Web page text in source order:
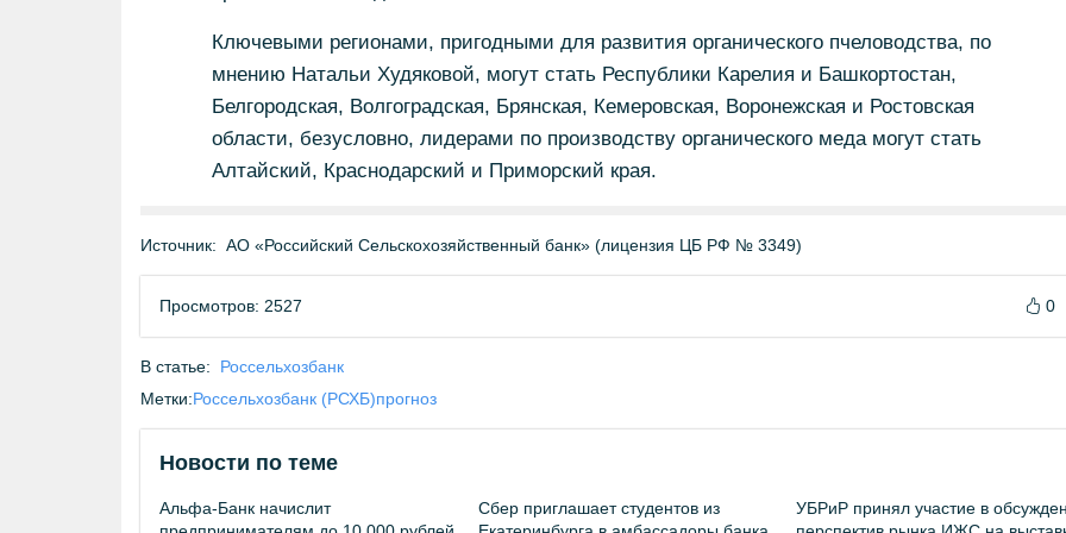
Ключевыми регионами, пригодными для развития органического пчеловодства, по
мнению Натальи Худяковой, могут стать Республики Карелия и Башкортостан,
Белгородская, Волгоградская, Брянская, Кемеровская, Воронежская и Ростовская
области, безусловно, лидерами по производству органического меда могут стать
Алтайский, Краснодарский и Приморский края.
Источник: АО «Российский Сельскохозяйственный банк» (лицензия ЦБ РФ № 3349)
Просмотров: 2527 0
В статье:
Россельхозбанк
Метки:Россельхозбанк (РСХБ)прогноз
Новости по теме
Альфа-Банк начислит
Сбер приглашает студентов из
УБРиР принял участие в